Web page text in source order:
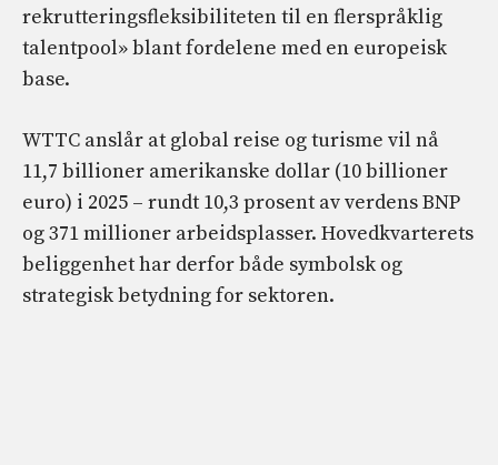
rekrutteringsfleksibiliteten til en flerspråklig
talentpool» blant fordelene med en europeisk
base.
WTTC anslår at global reise og turisme vil nå
11,7 billioner amerikanske dollar (10 billioner
euro) i 2025 – rundt 10,3 prosent av verdens BNP
og 371 millioner arbeidsplasser. Hovedkvarterets
beliggenhet har derfor både symbolsk og
strategisk betydning for sektoren.